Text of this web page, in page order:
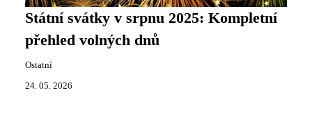
Státní svátky v srpnu 2025: Kompletní
přehled volných dnů
Ostatní
24. 05. 2026